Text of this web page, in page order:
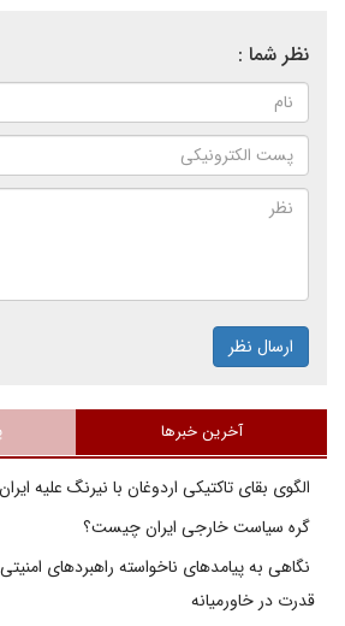
نظر شما :
ارسال نظر
آخرین خبرها
الگوی بقای تاکتیکی اردوغان با نیرنگ علیه ایران
گره سیاست خارجی ایران چیست؟
نگاهی به پیامدهای ناخواسته راهبردهای
قدرت در خاورمیانه